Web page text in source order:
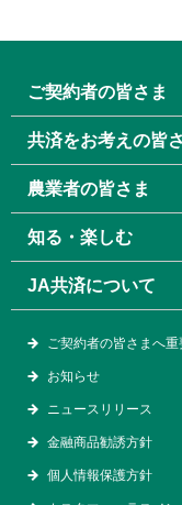
ご契約者の皆さま
共済をお考えの皆
農業者の皆さま
知る・楽しむ
JA共済について
ご契約者の皆さまへ
お知らせ
ニュースリリース
金融商品勧誘方針
個人情報保護方針